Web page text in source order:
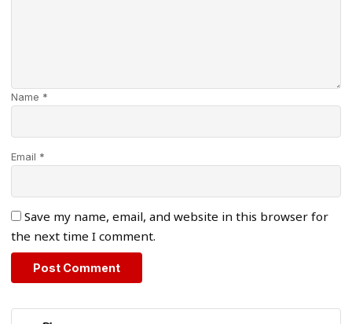
Name *
Email *
Save my name, email, and website in this browser for
the next time I comment.